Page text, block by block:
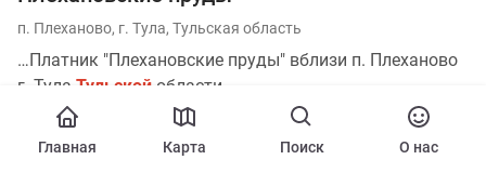
п. Плеханово, г. Тула, Тульская область
…Платник "Плехановские пруды" вблизи п. Плеханово
г. Тула Тульской области
В улове:
Главная Карта Поиск О нас